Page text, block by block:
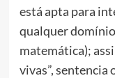
está apta para
qualquer
matemática);
vivas”, sentencia